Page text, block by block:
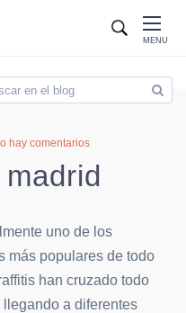
MENU
hay comentarios
uno de los
más populares de todo
han cruzado todo
llegando a diferentes